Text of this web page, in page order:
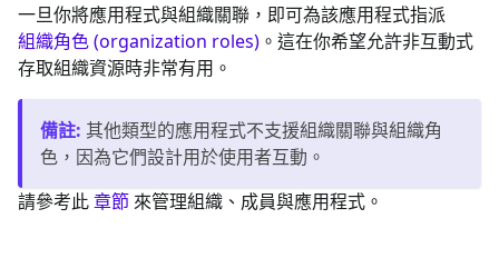
一旦你將應用程式與組織關聯，即可為該應用程式指派
組織角色 (organization roles) 。這在你希望允許非互動式
存取組織資源時非常有用。
備註: 其他類型的應用程式不支援組織關聯與組織角
色，因為它們設計用於使用者互動。
請參考此章節 來管理組織、成員與應用程式。